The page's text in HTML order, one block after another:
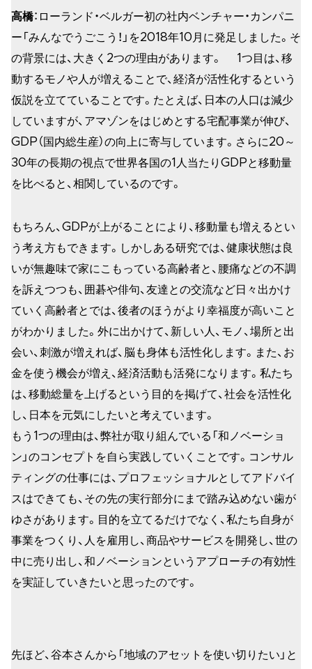
高橋：ローランド・ベルガー初の社内ベンチャー・カンパニ
ー「みんなでうごこう！」を2018年10月に発足しました。そ
の背景には、大きく2つの理由があります。 1つ目は、移
動するモノや人が増えることで、経済が活性化するという
仮説を立てていることです。たとえば、日本の人口は減少
していますが、アマゾンをはじめとする宅配事業が伸び、
GDP（国内総生産）の向上に寄与しています。さらに20～
30年の長期の視点で世界各国の1人当たりGDPと移動量
を比べると、相関しているのです。
もちろん、GDPが上がることにより、移動量も増えるとい
う考え方もできます。しかしある研究では、健康状態は良
いが無趣味で家にこもっている高齢者と、腰痛などの不調
を訴えつつも、囲碁や俳句、友達との交流など日々出かけ
ていく高齢者とでは、後者のほうがより幸福度が高いこと
がわかりました。外に出かけて、新しい人、モノ、場所と出
会い、刺激が増えれば、脳も身体も活性化します。また、お
金を使う機会が増え、経済活動も活発になります。私たち
は、移動総量を上げるという目的を掲げて、社会を活性化
し、日本を元気にしたいと考えています。
もう1つの理由は、弊社が取り組んでいる「和ノベーショ
ン」のコンセプトを自ら実践していくことです。コンサル
ティングの仕事には、プロフェッショナルとしてアドバイ
スはできても、その先の実行部分にまで踏み込めない歯が
ゆさがあります。目的を立てるだけでなく、私たち自身が
事業をつくり、人を雇用し、商品やサービスを開発し、世の
中に売り出し、和ノベーションというアプローチの有効性
を実証していきたいと思ったのです。
先ほど、谷本さんから「地域のアセットを使い切りたい」と